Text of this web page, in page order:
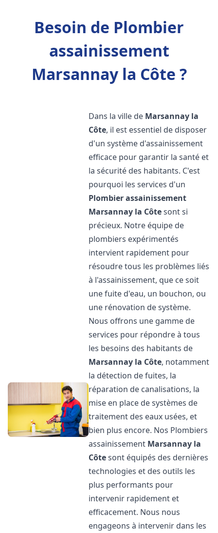
Besoin de Plombier
assainissement
Marsannay la Côte ?
Dans la ville de Marsannay la
Côte, il est essentiel de disposer
d'un système d'assainissement
efficace pour garantir la santé et
la sécurité des habitants. C'est
pourquoi les services d'un
Plombier assainissement
Marsannay la Côtesont si
précieux. Notre équipe de
plombiers expérimentés
intervient rapidement pour
résoudre tous les problèmes liés
à l'assainissement, que ce soit
une fuite d'eau, un bouchon, ou
une rénovation de système.
Nous offrons une gamme de
services pour répondre à tous
les besoins des habitants de
Marsannay la Côte, notamment
la détection de fuites, la
réparation de canalisations, la
mise en place de systèmes de
traitement des eaux usées, et
bien plus encore. Nos Plombiers
assainissement Marsannay la
Côtesont équipés des dernières
technologies et des outils les
plus performants pour
intervenir rapidement et
efficacement. Nous nous
engageons à intervenir dans les